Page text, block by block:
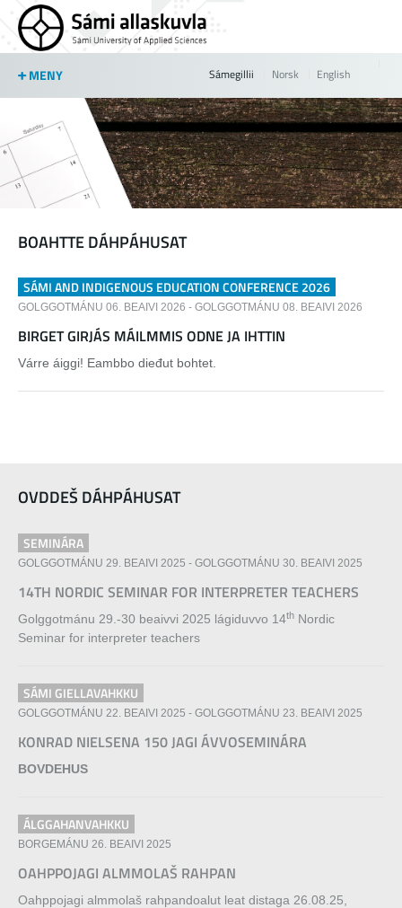
Jump to navigation
MENY Sámegillii Norsk English
BOAHTTE DÁHPÁHUSAT
SÁMI AND INDIGENOUS EDUCATION CONFERENCE 2026
GOLGGOTMÁNU 06. BEAIVI 2026 - GOLGGOTMÁNU 08. BEAIVI 2026
BIRGET GIRJÁS MÁILMMIS ODNE JA IHTTIN
Várre áiggi! Eambbo dieđut bohtet.
OVDDEŠ DÁHPÁHUSAT
SEMINÁRA
GOLGGOTMÁNU 29. BEAIVI 2025 - GOLGGOTMÁNU 30. BEAIVI 2025
14TH NORDIC SEMINAR FOR INTERPRETER TEACHERS
Golggotmánu 29.-30 beaivvi 2025 lágiduvvo 14th Nordic
Seminar for interpreter teachers
SÁMI GIELLAVAHKKU
GOLGGOTMÁNU 22. BEAIVI 2025 - GOLGGOTMÁNU 23. BEAIVI 2025
KONRAD NIELSENA 150 JAGI ÁVVOSEMINÁRA
BOVDEHUS
ÁLGGAHANVAHKKU
BORGEMÁNU 26. BEAIVI 2025
OAHPPOJAGI ALMMOLAŠ RAHPAN
Oahppojagi almmolaš rahpandoalut leat distaga 26.08.25,